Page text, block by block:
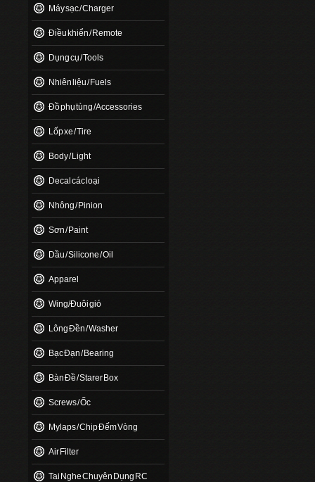
Máy sạc / Charger
Điều khiển / Remote
Dụng cụ / Tools
Nhiên liệu / Fuels
Đồ phụ tùng / Accessories
Lốp xe / Tire
Body / Light
Decal các loại
Nhông / Pinion
Sơn / Paint
Dầu / Silicone / Oil
Apparel
Wing/Đuôi gió
Lông Đền / Washer
Bạc Đạn / Bearing
Bàn Đề / Starer Box
Screws / Ốc
Mylaps / Chip Đếm Vòng
Air Filter
Tai Nghe Chuyên Dụng RC